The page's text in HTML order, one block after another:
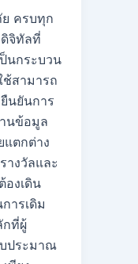
ครบทุก
จิทัลที่
นกระบวน
สามารถ
นยันการ
นข้อมูล
แตกต่าง
างวัลและ
องเดิน
ารเดิม
กที่ผู้
ประมาณ